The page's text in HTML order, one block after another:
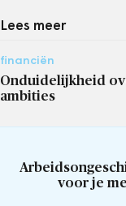
Lees meer
financiën
Onduidelijkheid
ambities
voor je